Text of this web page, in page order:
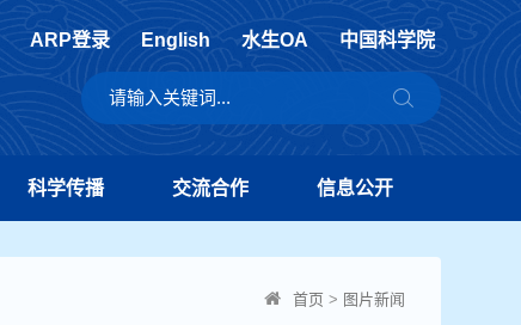
ARP登录 English 水生OA 中国科学院
科学传播 交流合作 信息公开
首页 > 图片新闻